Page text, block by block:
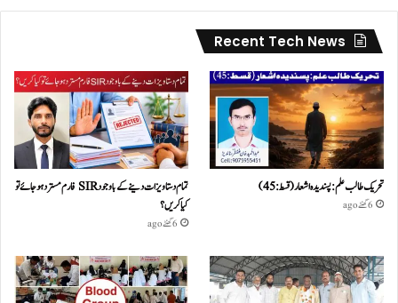
Recent Tech News
تحریک طالب علم: پسندیدہ اشعار (قسط:45)
6 گھنٹے ago
تمام دستاویزات دینے کے باوجود SIR فارم مسترد ہو جائے تو
کیا کریں؟
6 گھنٹے ago